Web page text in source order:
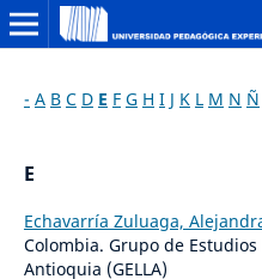
- A B C D E F G H I J K L M N Ñ
E
Echavarría Zuluaga,
Colombia. Grupo de
Antioquia (GELLA)